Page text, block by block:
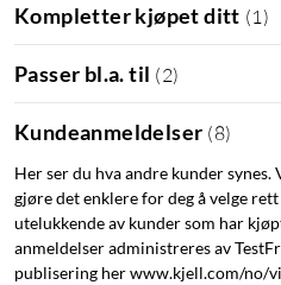
Kompletter kjøpet ditt (1 )
Passer bl.a. til (2)
Kundeanmeldelser (8)
Her ser du hva andre kunder
gjøre det enklere for deg å velge
utelukkende av kunder som har
anmeldelser administreres av
publisering her www.kjell.com/no/